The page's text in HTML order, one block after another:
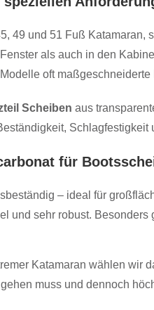
49 und 51 Fuß
als auch in den
oft maßgeschneiderte
Scheiben aus
für
– ideal für
und sehr robust.
Katamaran wählen wir
muss und dennoch